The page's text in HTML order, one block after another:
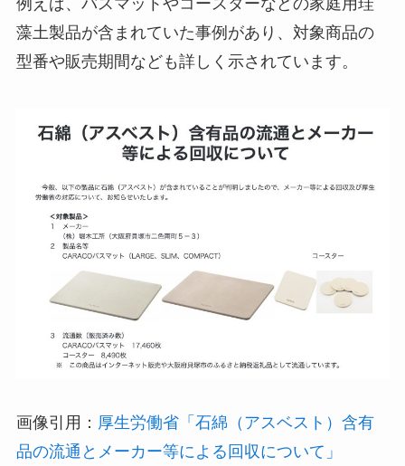
藻土製品が含まれていた事例があり、対象商品の
型番や販売期間なども詳しく示されています。
画像引用： 厚生労働省「石綿（アスベスト）含有
品の流通とメーカー等による回収について」